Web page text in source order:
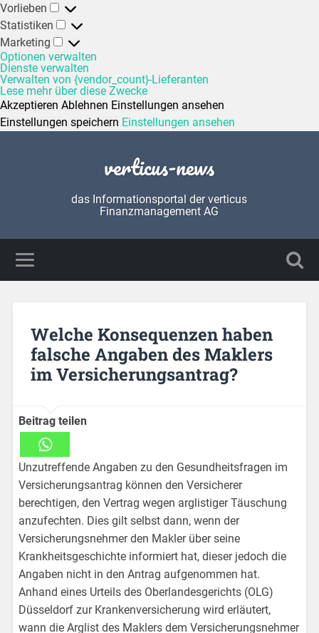
Vorlieben
Statistiken
Marketing
Optionen verwalten
Dienste verwalten
Verwalten von {vendor_count}-Lieferanten
Lese mehr über diese Zwecke
Akzeptieren Ablehnen Einstellungen ansehen
Einstellungen speichern Einstellungen ansehen
verticus-news
das Informationsportal der verticus
Finanzmanagement AG
Welche Konsequenzen haben
falsche Angaben des Maklers
im Versicherungsantrag?
Beitrag teilen
Unzutreffende Angaben zu den Gesundheitsfragen im
Versicherungsantrag können den Versicherer
berechtigen, den Vertrag wegen arglistiger Täuschung
anzufechten. Dies gilt selbst dann, wenn der
Versicherungsnehmer den Makler über seine
Krankheitsgeschichte informiert hat, dieser jedoch die
Angaben nicht in den Antrag aufgenommen hat.
Anhand eines Urteils des Oberlandesgerichts (OLG)
Düsseldorf zur Krankenversicherung wird erläutert,
wann die Arglist des Maklers dem Versicherungsnehmer